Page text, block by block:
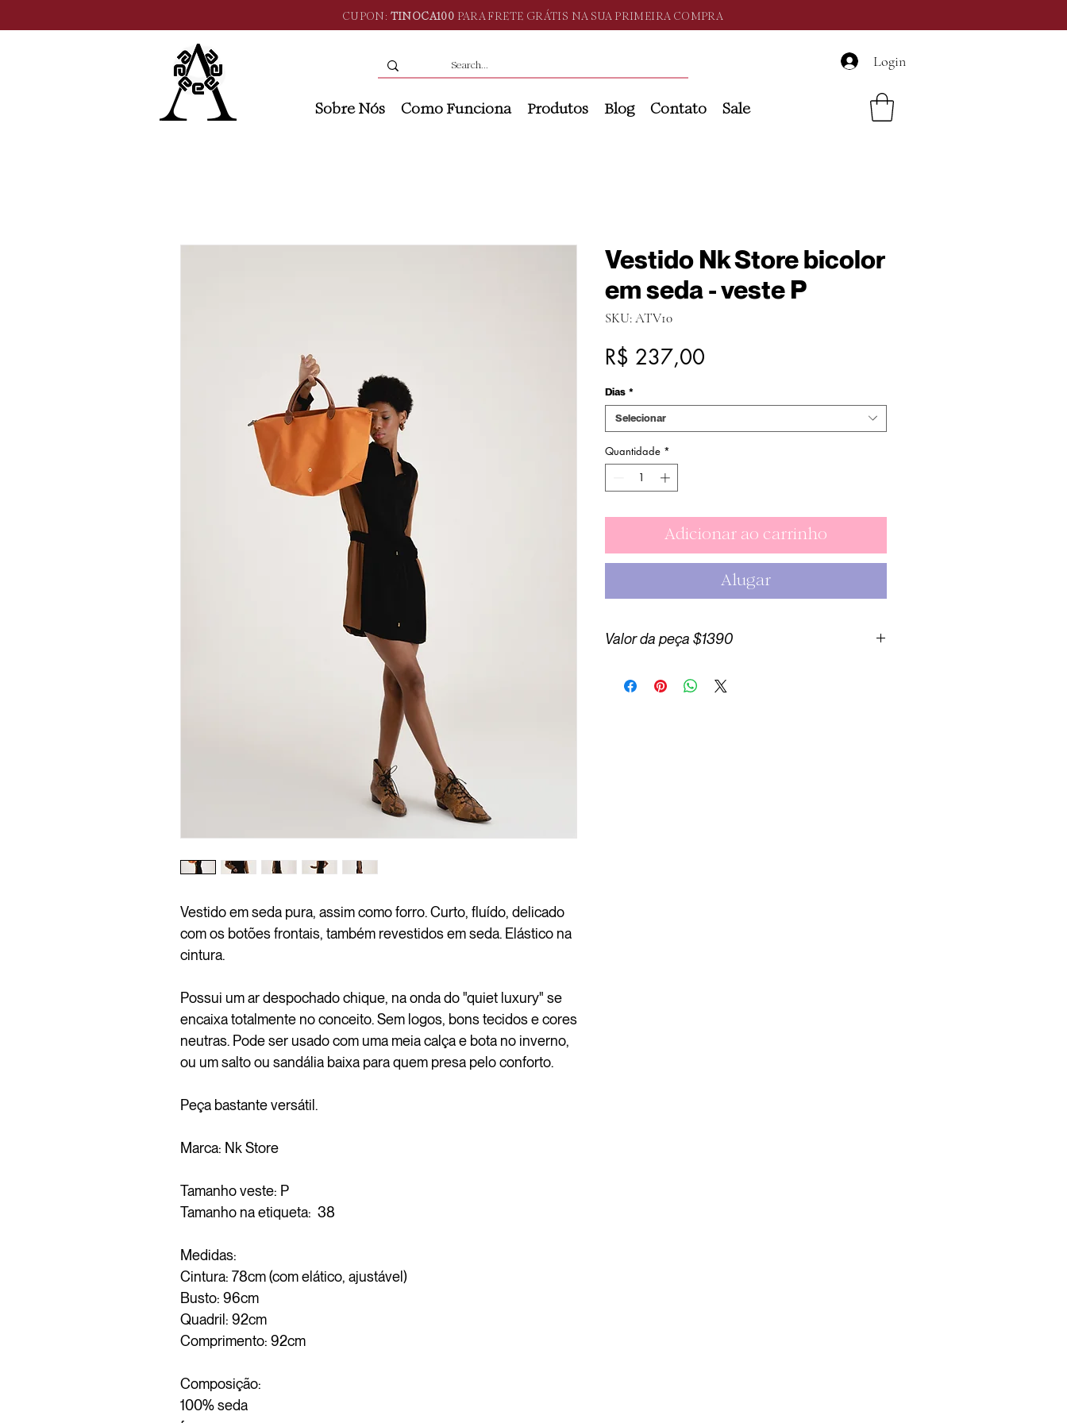
CUPON: TINOCA100 PARA FRETE GRÁTIS NA SUA PRIMEIRA COMPRA
Login
Sobre Nós Como Funciona Produtos Blog Contato Sale
Vestido em seda pura, assim como forro. Curto, fluído, delicado
com os botões frontais, também revestidos em seda. Elástico na
cintura.
Possui um ar despochado chique, na onda do "quiet luxury" se
encaixa totalmente no conceito. Sem logos, bons tecidos e cores
neutras. Pode ser usado com uma meia calça e bota no inverno,
ou um salto ou sandália baixa para quem presa pelo conforto.
Peça bastante versátil.
Marca: Nk Store
Tamanho veste: P
Tamanho na etiqueta: 38
Medidas:
Cintura: 78cm (com elático, ajustável)
Busto: 96cm
Quadril: 92cm
Comprimento: 92cm
Composição:
100% seda
Vestido Nk Store bicolor
em seda - veste P
SKU: ATV10
R$ 237,00
Dias *
Selecionar
Quantidade *
Adicionar ao carrinho
Alugar
Valor da peça $1390